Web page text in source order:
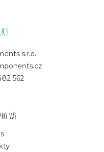
s.r.o.
562
vás